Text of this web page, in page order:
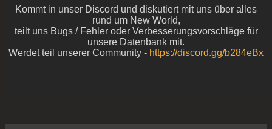
Kommt in unser Discord und diskutiert mit uns über alles
rund um New World,
teilt uns Bugs / Fehler oder Verbesserungsvorschläge für
unsere Datenbank mit.
Werdet teil unserer Community - https://discord.gg/b284eBx